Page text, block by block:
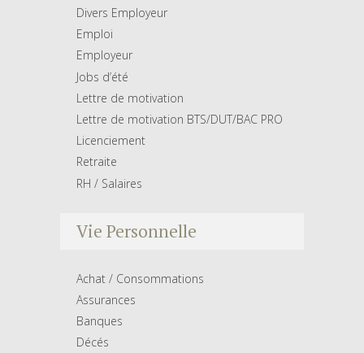
Divers Employeur
Emploi
Employeur
Jobs d’été
Lettre de motivation
Lettre de motivation BTS/DUT/BAC PRO
Licenciement
Retraite
RH / Salaires
Vie Personnelle
Achat / Consommations
Assurances
Banques
Décés